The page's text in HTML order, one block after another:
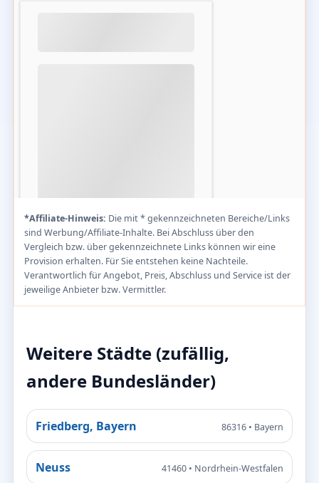
*Affiliate-Hinweis: Die mit * gekennzeichneten Bereiche/Links
sind Werbung/Affiliate-Inhalte. Bei Abschluss über den
Vergleich bzw. über gekennzeichnete Links können wir eine
Provision erhalten. Für Sie entstehen keine Nachteile.
Verantwortlich für Angebot, Preis, Abschluss und Service ist der
jeweilige Anbieter bzw. Vermittler.
Weitere Städte (zufällig,
andere Bundesländer)
Friedberg, Bayern 86316 • Bayern
Neuss 41460 • Nordrhein-Westfalen